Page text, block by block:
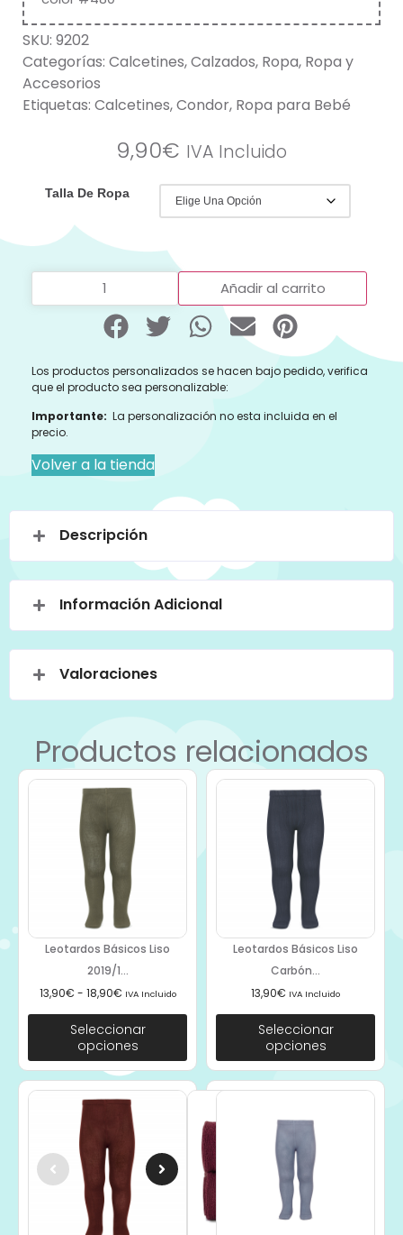
SKU: 9202
Categorías: Calcetines,Calzados, Ropa, Ropa y
Accesorios
Etiquetas: Calcetines,Condor, Ropa para Bebé
9,90€ IVA Incluido
Talla De Ropa
Añadir al carrito
Los productos personalizados se hacen bajo pedido, verifica
que el producto sea personalizable:
Importante: La personalización no esta incluida en el
precio.
Volver a la tienda
Descripción
Información Adicional
Valoraciones
Productos relacionados
Leotardos Básicos Liso
2019/1...
13,90€ - 18,90€ IVA Incluido
Seleccionar
opciones
Leotardos Básicos Liso
Carbón...
13,90€ IVA Incluido
Seleccionar
opciones